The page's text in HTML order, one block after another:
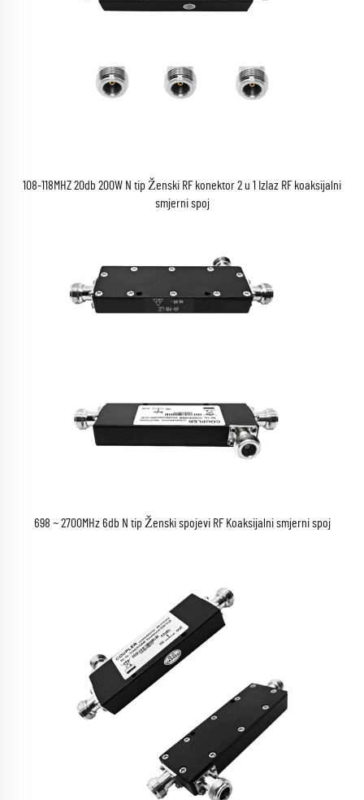
108-118MHZ 20db 200W N tip Ženski RF konektor 2 u 1 Izlaz RF koaksijalni
smjerni spoj
698 ~ 2700MHz 6db N tip Ženski spojevi RF Koaksijalni smjerni spoj